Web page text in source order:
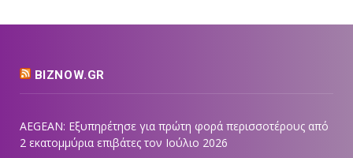
BIZNOW.GR
AEGEAN: Εξυπηρέτησε για πρώτη φορά περισσοτέρους από
2 εκατομμύρια επιβάτες τον Ιούλιο 2026